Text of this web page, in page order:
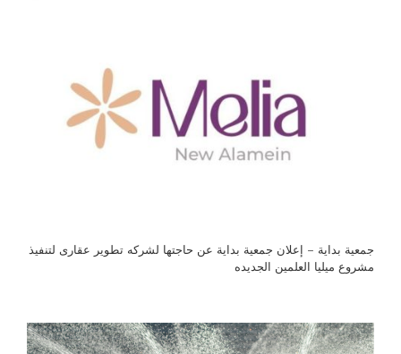
جمعية بداية – إعلان جمعية بداية عن حاجتها لشركه تطوير عقارى لتنفيذ
مشروع ميليا العلمين الجديده